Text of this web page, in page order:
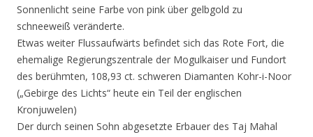
Sonnenlicht seine Farbe von pink über gelbgold zu
schneeweiß veränderte.
Etwas weiter Flussaufwärts befindet sich das Rote Fort, die
ehemalige Regierungszentrale der Mogulkaiser und Fundort
des berühmten, 108,93 ct. schweren Diamanten Kohr-i-Noor
(„Gebirge des Lichts“ heute ein Teil der englischen
Kronjuwelen)
Der durch seinen Sohn abgesetzte Erbauer des Taj Mahal